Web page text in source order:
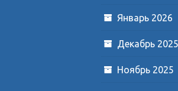
Январь 2026
Декабрь 2025
Ноябрь 2025